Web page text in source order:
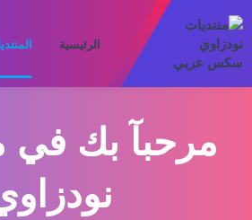
الرئيسية
مرحبآ بك في